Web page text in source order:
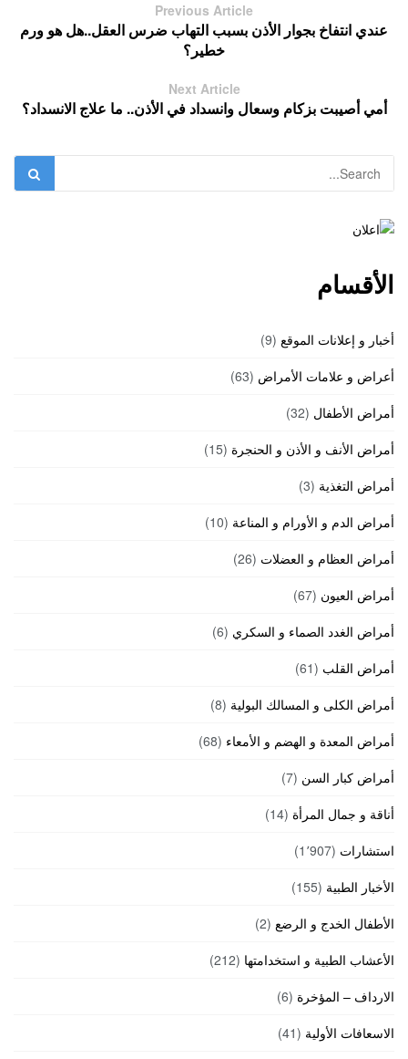
Previous Article
عندي انتفاخ بجوار الأذن بسبب التهاب ضرس العقل..هل هو ورم
خطير؟
Next Article
أمي أصيبت بزكام وسعال وانسداد في الأذن.. ما علاج الانسداد؟
الأقسام
أخبار و إعلانات الموقع (9)
أعراض و علامات الأمراض (63)
أمراض الأطفال (32)
أمراض الأنف و الأذن و الحنجرة (15)
أمراض التغذية (3)
أمراض الدم و الأورام و المناعة (10)
أمراض العظام و العضلات (26)
أمراض العيون (67)
أمراض الغدد الصماء و السكري (6)
أمراض القلب (61)
أمراض الكلى و المسالك البولية (8)
أمراض المعدة و الهضم و الأمعاء (68)
أمراض كبار السن (7)
أناقة و جمال المرأة (14)
استشارات (1٬907)
الأخبار الطبية (155)
الأطفال الخدج و الرضع (2)
الأعشاب الطبية و استخدامتها (212)
الارداف – المؤخرة (6)
الاسعافات الأولية (41)